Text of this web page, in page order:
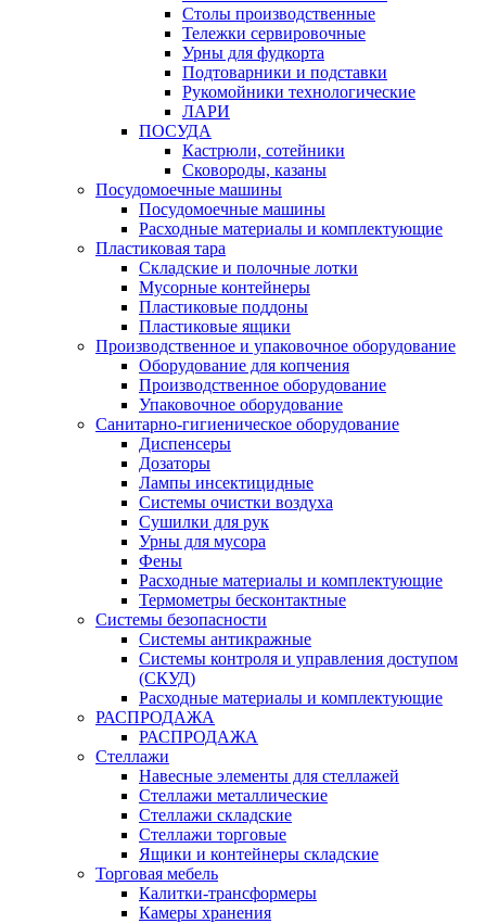
Столы производственные
Тележки сервировочные
Урны для фудкорта
Подтоварники и подставки
Рукомойники технологические
ЛАРИ
ПОСУДА
Кастрюли, сотейники
Сковороды, казаны
Посудомоечные машины
Посудомоечные машины
Расходные материалы и комплектующие
Пластиковая тара
Складские и полочные лотки
Мусорные контейнеры
Пластиковые поддоны
Пластиковые ящики
Производственное и упаковочное оборудование
Оборудование для копчения
Производственное оборудование
Упаковочное оборудование
Санитарно-гигиеническое оборудование
Диспенсеры
Дозаторы
Лампы инсектицидные
Системы очистки воздуха
Сушилки для рук
Урны для мусора
Фены
Расходные материалы и комплектующие
Термометры бесконтактные
Системы безопасности
Системы антикражные
Системы контроля и управления доступом
(СКУД)
Расходные материалы и комплектующие
РАСПРОДАЖА
РАСПРОДАЖА
Стеллажи
Навесные элементы для стеллажей
Стеллажи металлические
Стеллажи складские
Стеллажи торговые
Ящики и контейнеры складские
Торговая мебель
Калитки-трансформеры
Камеры хранения